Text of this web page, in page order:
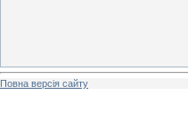
Повна версія сайту